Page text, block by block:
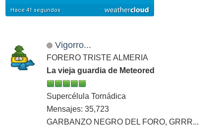
Vigorro...
FORERO TRISTE ALMERIA
La vieja guardia de Meteored
Supercélula Tornádica
Mensajes: 35,723
GARBANZO NEGRO DEL FORO, GRRR...